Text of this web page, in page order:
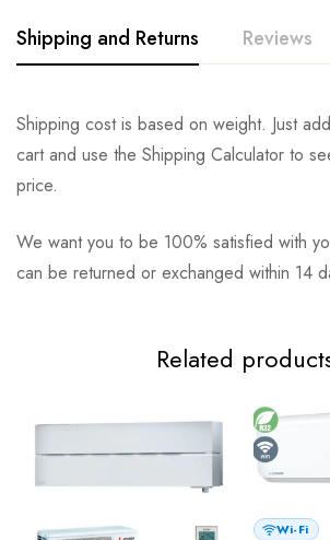
Shipping and Returns Reviews
Shipping cost is based on weight. Just
cart and use the Shipping Calculator to
price.
We want you to be 100% satisfied with
can be returned or exchanged within 14
Related
Wi-Fi